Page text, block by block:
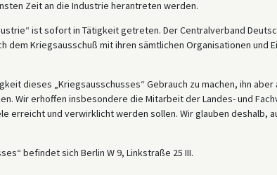
Zeit an die Industrie herantreten werden.
ist sofort in Tätigkeit getreten. Der Centralverband
dem Kriegsausschuß mit ihren sämtlichen Organisationen und
dieses „Kriegsausschusses“ Gebrauch zu machen, ihn aber
Wir erhoffen insbesondere die Mitarbeit der Landes- und
erreicht und verwirklicht werden sollen. Wir glauben deshalb,
befindet sich Berlin W 9, Linkstraße 25 III.